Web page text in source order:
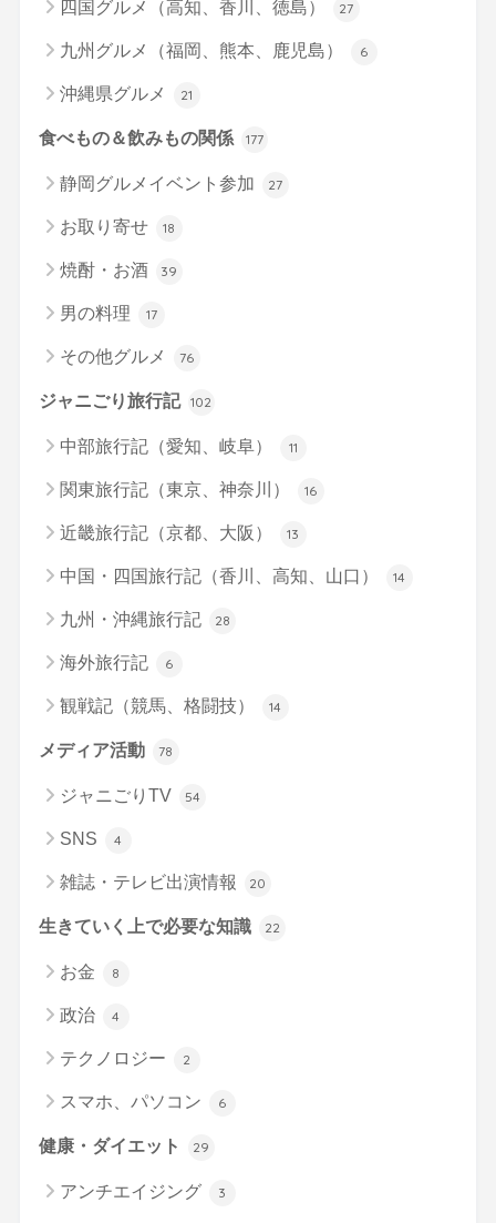
四国グルメ（高知、香川、徳島） 27
九州グルメ（福岡、熊本、鹿児島） 6
沖縄県グルメ 21
食べもの＆飲みもの関係 177
静岡グルメイベント参加 27
お取り寄せ 18
焼酎・お酒 39
男の料理 17
その他グルメ 76
ジャニごり旅行記 102
中部旅行記（愛知、岐阜） 11
関東旅行記（東京、神奈川） 16
近畿旅行記（京都、大阪） 13
中国・四国旅行記（香川、高知、山口） 14
九州・沖縄旅行記 28
海外旅行記 6
観戦記（競馬、格闘技） 14
メディア活動 78
ジャニごりTV 54
SNS 4
雑誌・テレビ出演情報 20
生きていく上で必要な知識 22
お金 8
政治 4
テクノロジー 2
スマホ、パソコン 6
健康・ダイエット 29
アンチエイジング 3